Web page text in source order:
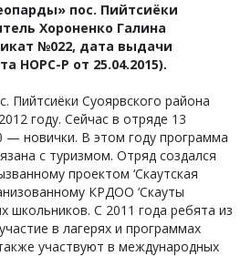
пос. Пийтсиёки
Хороненко Галина
№022, дата выдачи
НОРС-Р от 25.04.2015).
Пийтсиёки Суоярвского района
году. Сейчас в отряде 13
— новички. В этом году программа
с туризмом. Отряд создался
проектом ‘Скаутская
КРДОО ‘Скауты
школьников. С 2011 года ребята из
в лагерях и программах
участвуют в международных